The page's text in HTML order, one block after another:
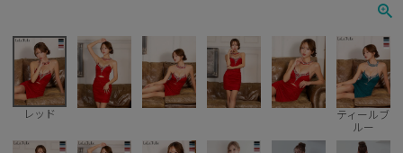
JENNNY
COMEX
レッド
ティールブ
ルー